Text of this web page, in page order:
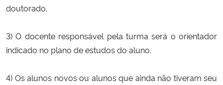
doutorado.
3) O docente responsável pela turma será o orientador
indicado no plano de estudos do aluno.
4) Os alunos novos ou alunos que ainda não tiveram seu